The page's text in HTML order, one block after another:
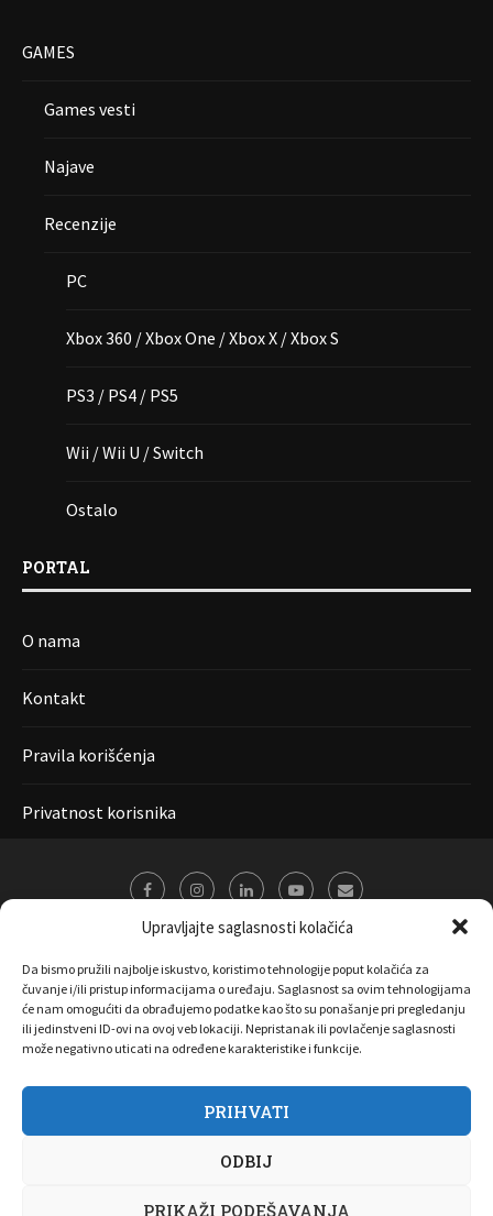
Upravljajte saglasnosti kolačića
Da bismo pružili najbolje iskustvo, koristimo tehnologije poput kolačića za
čuvanje i/ili pristup informacijama o uređaju. Saglasnost sa ovim tehnologijama
će nam omogućiti da obrađujemo podatke kao što su ponašanje pri pregledanju
ili jedinstveni ID-ovi na ovoj veb lokaciji. Nepristanak ili povlačenje saglasnosti
može negativno uticati na određene karakteristike i funkcije.
PRIHVATI
ODBIJ
PRIKAŽI PODEŠAVANJA
GAMES
Games vesti
Najave
Recenzije
PC
Xbox 360 / Xbox One / Xbox X / Xbox S
PS3 / PS4 / PS5
Wii / Wii U / Switch
Ostalo
PORTAL
O nama
Kontakt
Pravila korišćenja
Privatnost korisnika
O nama Marketing Kontakt FAQ
Privatnost korisnika
Pravila korišćenja